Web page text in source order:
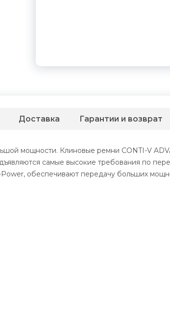
мощности. Клиновые ремни CONTI-V
самые высокие требования по
обеспечивают передачу больших
Доставка Гарантии и возврат